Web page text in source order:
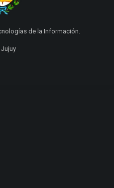
de la Información.